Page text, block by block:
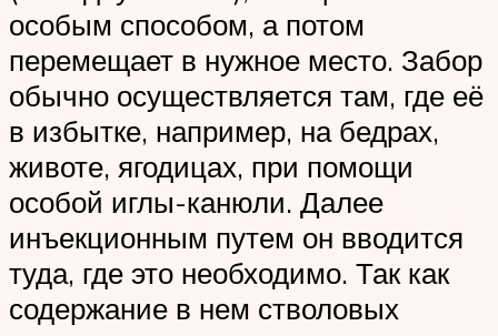
особым способом, а потом
перемещает в нужное место. Забор
обычно осуществляется там, где её
в избытке, например, на бедрах,
животе, ягодицах, при помощи
особой иглы-канюли. Далее
инъекционным путем он вводится
туда, где это необходимо. Так как
содержание в нем стволовых